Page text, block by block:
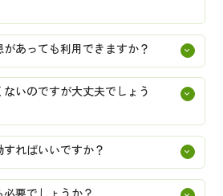
あっても利用できますか？
いのですが大丈夫でしょう
ればいいですか？
要でしょうか？